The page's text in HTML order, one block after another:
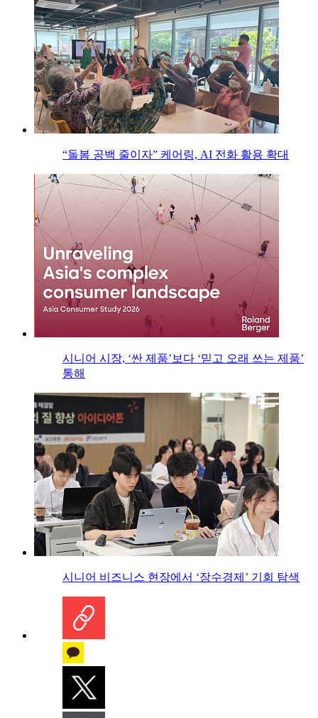
“돌봄 공백 줄이자” 케어링, AI 전화 활용 확대
시니어 시장, ‘싼 제품’보다 ‘믿고 오래 쓰는 제품’
통해
시니어 비즈니스 현장에서 ‘장수경제’ 기회 탐색